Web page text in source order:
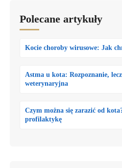
Polecane artykuły
Kocie choroby wirusowe: Jak
Astma u kota: Rozpoznanie,
weterynaryjna
Czym można się zarazić od
profilaktykę